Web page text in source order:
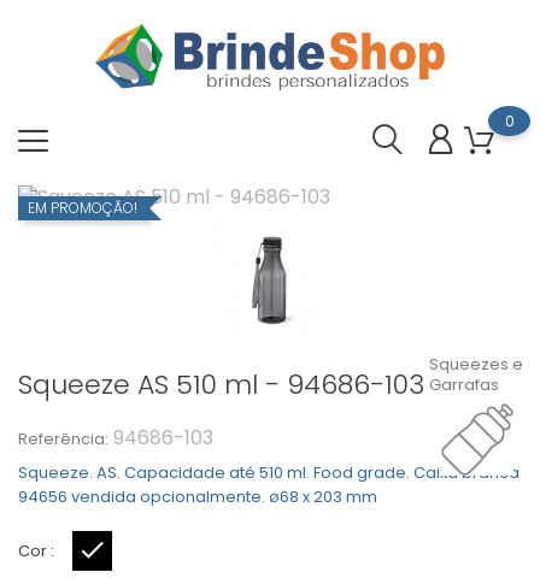
0
EM PROMOÇÃO!
Squeeze AS 510 ml - 94686-103
Referência: 94686-103
Squeeze. AS. Capacidade até 510 ml. Food grade. Caixa branca
94656 vendida opcionalmente. ø68 x 203 mm
Cor :
Squeezes e
Garrafas